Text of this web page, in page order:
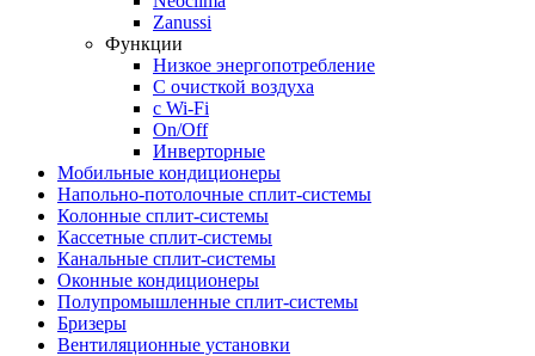
Zanussi
Функции
Низкое энергопотребление
С очисткой воздуха
с Wi-Fi
On/Off
Инверторные
Мобильные кондиционеры
Напольно-потолоч​ные ​сплит-системы
Колонные ​​сплит-системы
Кассетные сплит-системы
Канальные сплит-системы
Оконные кондиционеры
Полупромышленные сплит-системы
Бризеры
Вентиляционные установки